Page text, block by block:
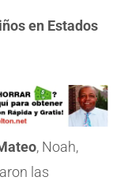
en Estados
, Noah,
las